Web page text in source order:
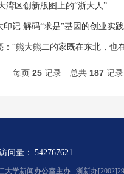
湾区创新版图上的“浙大人”
印记 解码“求是”基因的创业实践
：“熊大熊二的家既在东北，也
每页 25记录 总共 187记录
问量： 542767621
大学新闻办公室主办 浙新办